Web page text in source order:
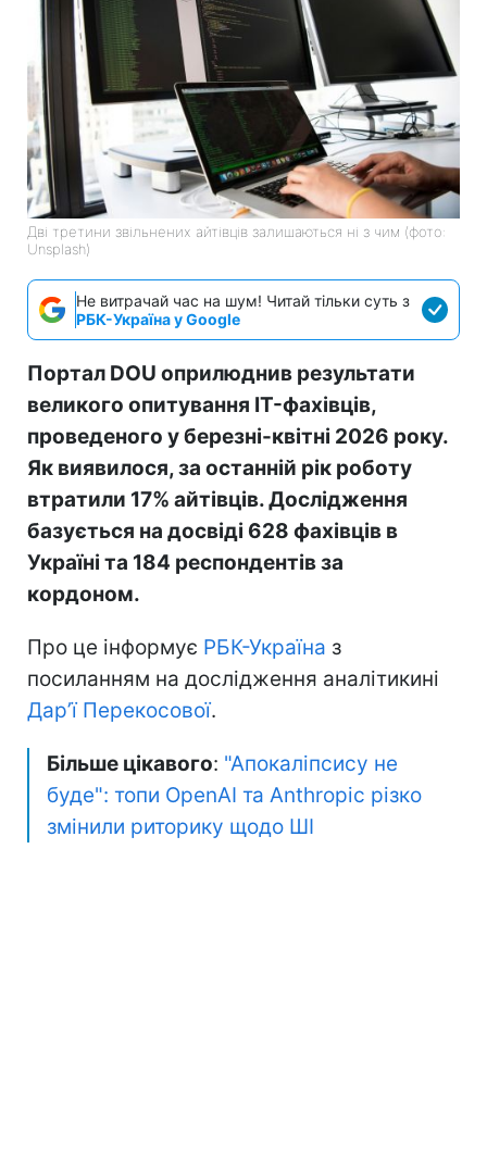
Дві третини звільнених айтівців залишаються ні з чим (фото:
Unsplash)
Не витрачай час на шум! Читай тільки суть з
РБК-Україна у Google
Портал DOU оприлюднив результати
великого опитування IT-фахівців,
проведеного у березні-квітні 2026 року.
Як виявилося, за останній рік роботу
втратили 17% айтівців. Дослідження
базується на досвіді 628 фахівців в
Україні та 184 респондентів за
кордоном.
Про це інформує РБК-Україна з
посиланням на дослідження аналітикині
Дар’ї Перекосової.
Більше цікавого: "Апокаліпсису не
буде": топи OpenAI та Anthropic різко
змінили риторику щодо ШІ